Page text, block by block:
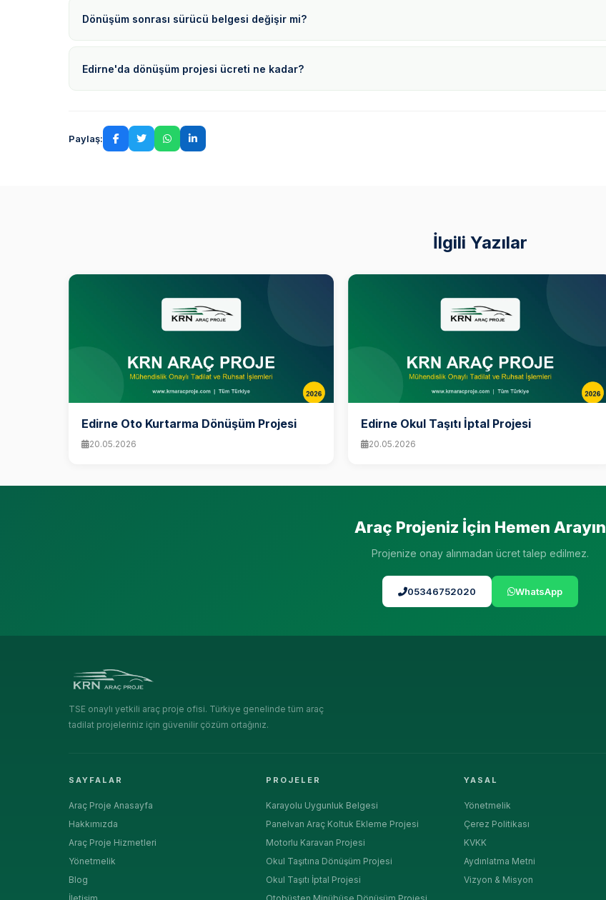
Dönüşüm sonrası sürücü belgesi değişir mi?
Edirne'da dönüşüm projesi ücreti ne kadar?
Paylaş:
İlgili Yazılar
Edirne Oto Kurtarma Dönüşüm Projesi
20.05.2026
Edirne Okul Taşıtı İptal Projesi
20.05.2026
Araç Projeniz İçin Hemen Arayın
Projenize onay alınmadan ücret talep edilmez.
05346752020 WhatsApp
TSE onaylı yetkili araç proje ofisi. Türkiye genelinde tüm araç
tadilat projeleriniz için güvenilir çözüm ortağınız.
SAYFALAR
Araç Proje Anasayfa
Hakkımızda
Araç Proje Hizmetleri
Yönetmelik
Blog
PROJELER
Karayolu Uygunluk Belgesi
Panelvan Araç Koltuk Ekleme Projesi
Motorlu Karavan Projesi
Okul Taşıtına Dönüşüm Projesi
Okul Taşıtı İptal Projesi
YASAL
Yönetmelik
Çerez Politikası
KVKK
Aydınlatma Metni
Vizyon & Misyon